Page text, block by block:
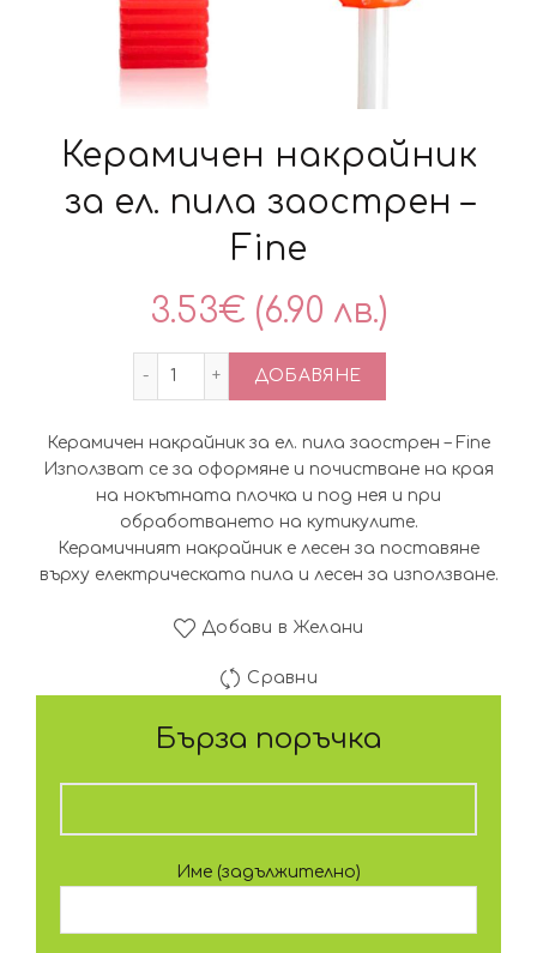
Керамичен накрайник
за ел. пила заострен –
Fine
3.53€ (6.90 лв.)
количество за Керамичен накрайник
ДОБАВЯНЕ
Керамичен накрайник за ел. пила заострен – Fine
Използват се за оформяне и почистване на края
на нокътната плочка и под нея и при
обработването на кутикулите.
Керамичният накрайник е лесен за поставяне
върху електрическата пила и лесен за използване.
Добави в Желани
Сравни
Бърза поръчка
Име (задължително)